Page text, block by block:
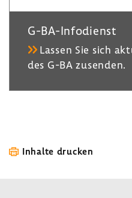
G-​BA-Infodienst
Lassen Sie sich
des G-BA zusenden.
Inhalte drucken